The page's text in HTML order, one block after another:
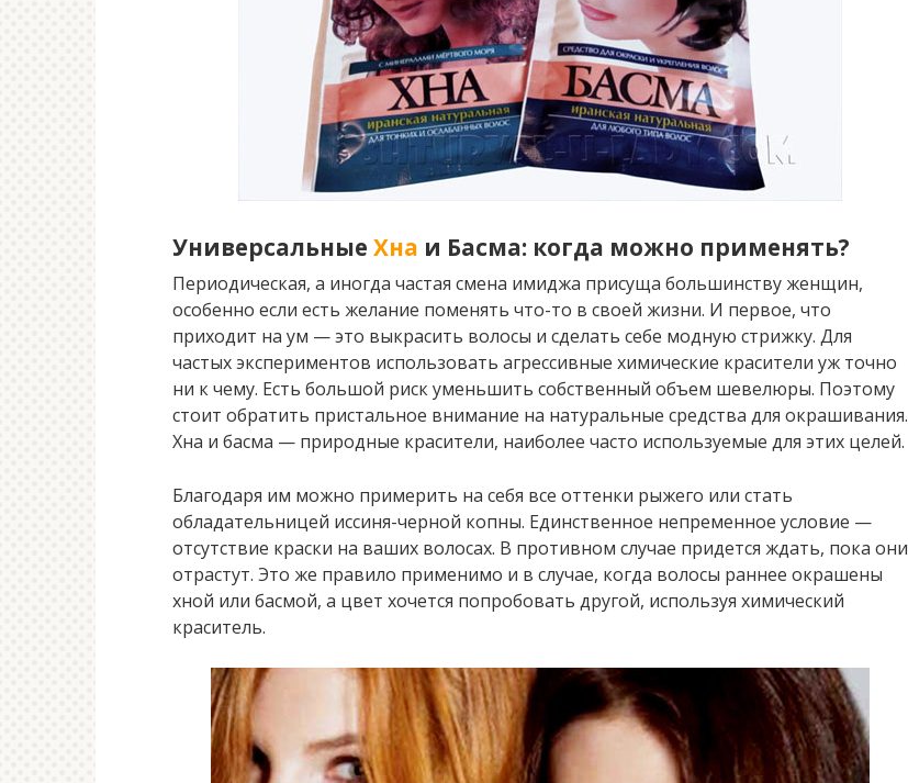
Универсальные Хна и Басма: когда можно применять?
Периодическая, а иногда частая смена имиджа присуща большинству женщин,
особенно если есть желание поменять что-то в своей жизни. И первое, что
приходит на ум — это выкрасить волосы и сделать себе модную стрижку. Для
частых экспериментов использовать агрессивные химические красители уж точно
ни к чему. Есть большой риск уменьшить собственный объем шевелюры. Поэтому
стоит обратить пристальное внимание на натуральные средства для окрашивания.
Хна и басма — природные красители, наиболее часто используемые для этих целей.
Благодаря им можно примерить на себя все оттенки рыжего или стать
обладательницей иссиня-черной копны. Единственное непременное условие —
отсутствие краски на ваших волосах. В противном случае придется ждать, пока они
отрастут. Это же правило применимо и в случае, когда волосы раннее окрашены
хной или басмой, а цвет хочется попробовать другой, используя химический
краситель.